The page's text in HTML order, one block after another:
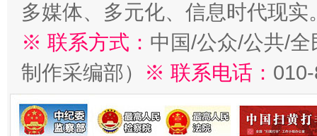
多媒体、多元化、信息时代现实
※ 联系方式： 中国/公众/公共/
制作采编部）
※ 联系电话：